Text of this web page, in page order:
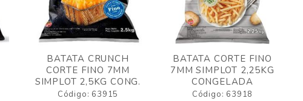
BATATA CRUNCH
CORTE FINO 7MM
SIMPLOT 2,5KG CONG.
Código: 63915
BATATA CORTE FINO
7MM SIMPLOT 2,25KG
CONGELADA
Código: 63918